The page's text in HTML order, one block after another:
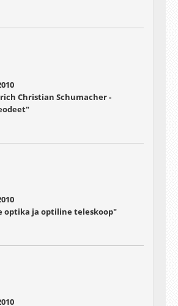
Christian Schumacher -
optika ja optiline teleskoop"